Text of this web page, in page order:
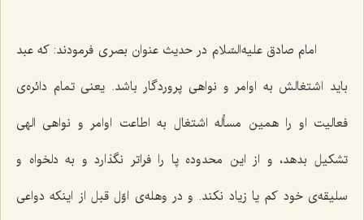
امام صادق علیه‌السّلام در حدیث عنوان بصری فرمودند: كه عبد
باید اشتغالش به اوامر و نواهی پروردگار باشد. یعنی تمام دائره‌ی
فعالیت او را همین مسأله اشتغال به اطاعت اوامر و نواهی الهی
تشكیل بدهد، و از این محدوده پا را فراتر نگذارد و به دلخواه و
سلیقه‌ی خود كم یا زیاد نكند. و در وهله‌ی اوّل قبل از اینكه دواعی